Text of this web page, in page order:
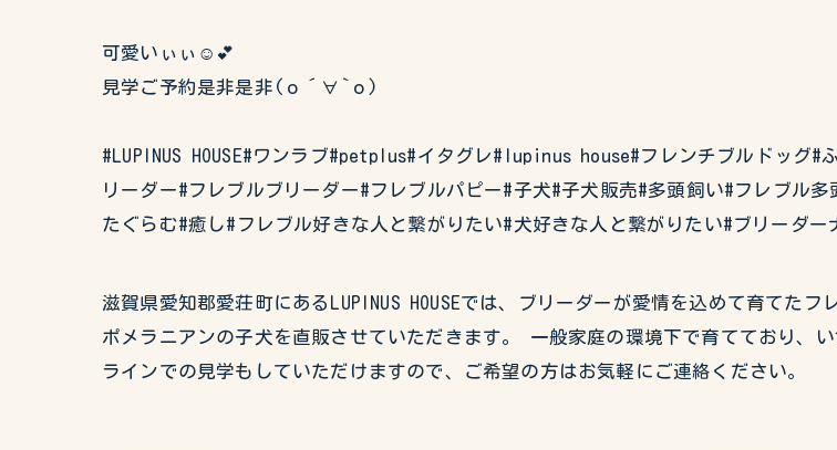
可愛いぃぃ☺️💕
見学ご予約是非是非(о´∀`о)
#LUPINUS HOUSE#ワンラブ#petplus#イタグレ#lupinus house#フレンチブルドッグ
リーダー#フレブルブリーダー#フレブルパピー#子犬#子犬販売#多頭飼い#フレブル
たぐらむ#癒し#フレブル好きな人と繋がりたい#犬好きな人と繋がりたい#ブリーダー
滋賀県愛知郡愛荘町にあるLUPINUS HOUSEでは、ブリーダーが愛情を込めて育てた
ポメラニアンの子犬を直販させていただきます。 一般家庭の環境下で育てており、
ラインでの見学もしていただけますので、ご希望の方はお気軽にご連絡ください。